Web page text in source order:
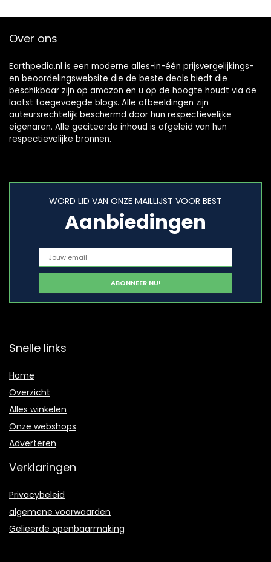
Over ons
Earthpedia.nl is een moderne alles-in-één prijsvergelijkings-
en beoordelingswebsite die de beste deals biedt die
beschikbaar zijn op amazon en u op de hoogte houdt via de
laatst toegevoegde blogs. Alle afbeeldingen zijn
auteursrechtelijk beschermd door hun respectievelijke
eigenaren. Alle geciteerde inhoud is afgeleid van hun
respectievelijke bronnen.
WORD LID VAN ONZE MAILLIJST VOOR BEST
Aanbiedingen
Snelle links
Home
Overzicht
Alles winkelen
Onze webshops
Adverteren
Verklaringen
Privacybeleid
algemene voorwaarden
Gelieerde openbaarmaking